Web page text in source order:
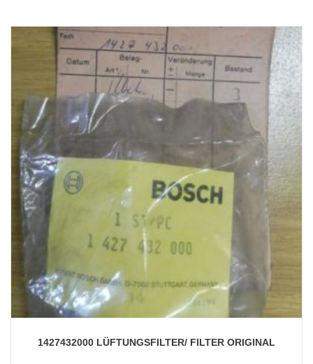
1427432000 LÜFTUNGSFILTER/ FILTER ORIGINAL